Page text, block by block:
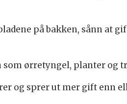
på bakken, sånn at
som ørretyngel, planter og
og sprer ut mer gift enn